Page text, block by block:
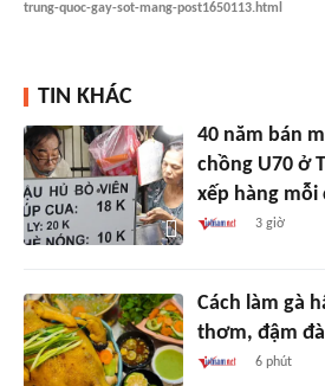
trung-quoc-gay-sot-mang-post1650113.html
TIN KHÁC
40 năm bán
chồng U70 ở
xếp hàng mỗi
3 giờ
Cách làm gà
thơm, đậm
6 phút